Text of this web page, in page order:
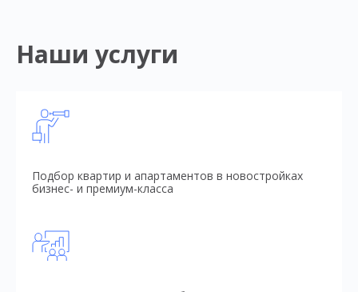
Наши услуги
Подбор квартир и апартаментов в новостройках
бизнес- и премиум-класса